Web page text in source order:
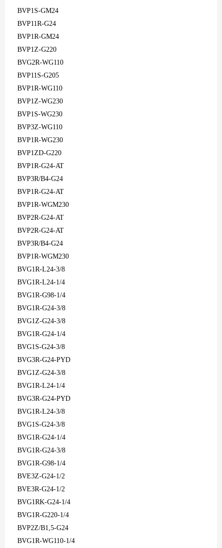
BVP1S-GM24
BVP11R-G24
BVP1R-GM24
BVP1Z-G220
BVG2R-WG110
BVP11S-G205
BVP1R-WG110
BVP1Z-WG230
BVP1S-WG230
BVP3Z-WG110
BVP1R-WG230
BVP1ZD-G220
BVP1R-G24-AT
BVP3R/B4-G24
BVP1R-G24-AT
BVP1R-WGM230
BVP2R-G24-AT
BVP2R-G24-AT
BVP3R/B4-G24
BVP1R-WGM230
BVG1R-L24-3/8
BVG1R-L24-1/4
BVG1R-G98-1/4
BVG1R-G24-3/8
BVG1Z-G24-3/8
BVG1R-G24-1/4
BVG1S-G24-3/8
BVG3R-G24-PYD
BVG1Z-G24-3/8
BVG1R-L24-1/4
BVG3R-G24-PYD
BVG1R-L24-3/8
BVG1S-G24-3/8
BVG1R-G24-1/4
BVG1R-G24-3/8
BVG1R-G98-1/4
BVE3Z-G24-1/2
BVE3R-G24-1/2
BVG1RK-G24-1/4
BVG1R-G220-1/4
BVP2Z/B1,5-G24
BVG1R-WG110-1/4